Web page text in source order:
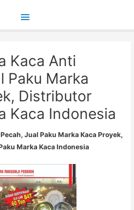
Main
Kaca Anti
Paku Marka
Distributor
Kaca Indonesia
Jual Paku Marka Kaca Proyek,
Marka Kaca Indonesia